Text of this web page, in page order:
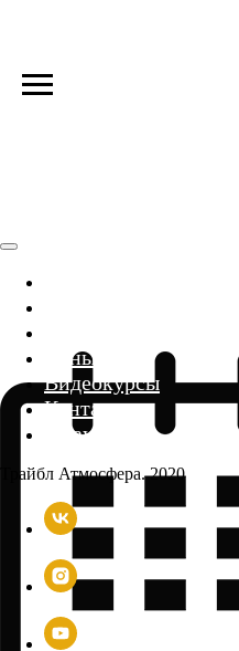
Цены
Видеокурсы
Контакты
Altay Tribal
Трайбл Атмосфера. 2020